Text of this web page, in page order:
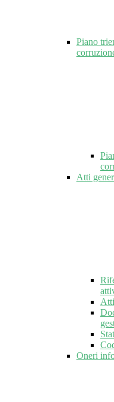
Piano
Atti
Oneri